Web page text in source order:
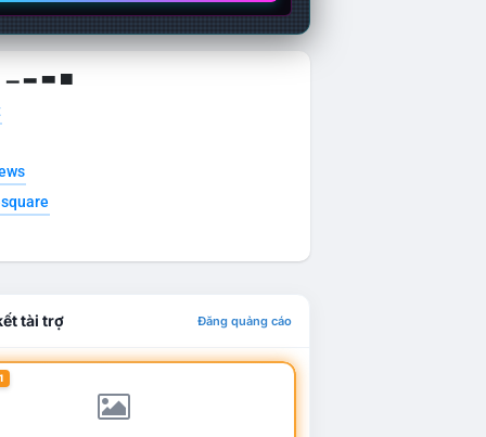
▁ ▂ ▃ ▄
tài trợ Đăng quảng cáo